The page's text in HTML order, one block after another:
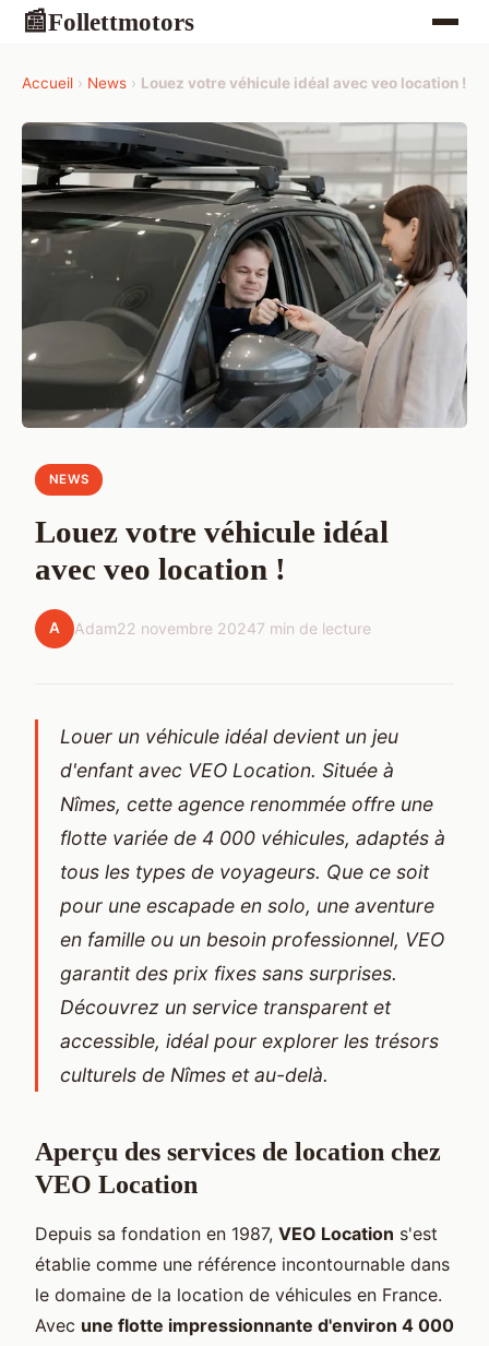
📰Follettmotors
Accueil › News › Louez votre véhicule idéal avec veo location !
NEWS
Louez votre véhicule idéal
avec veo location !
A Adam22 novembre 20247 min de lecture
Louer un véhicule idéal devient un jeu
d'enfant avec VEO Location. Située à
Nîmes, cette agence renommée offre une
flotte variée de 4 000 véhicules, adaptés à
tous les types de voyageurs. Que ce soit
pour une escapade en solo, une aventure
en famille ou un besoin professionnel, VEO
garantit des prix fixes sans surprises.
Découvrez un service transparent et
accessible, idéal pour explorer les trésors
culturels de Nîmes et au-delà.
Aperçu des services de location chez
VEO Location
Depuis sa fondation en 1987, VEO Location s'est
établie comme une référence incontournable dans
le domaine de la location de véhicules en France.
Avec une flotte impressionnante d'environ 4 000